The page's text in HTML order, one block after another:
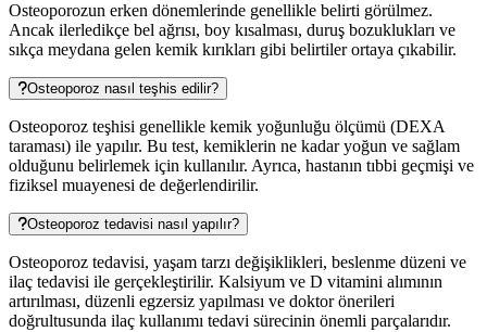
Osteoporozun erken dönemlerinde genellikle belirti görülmez.
Ancak ilerledikçe bel ağrısı, boy kısalması, duruş bozuklukları ve
sıkça meydana gelen kemik kırıkları gibi belirtiler ortaya çıkabilir.
Osteoporoz nasıl teşhis edilir?
Osteoporoz teşhisi genellikle kemik yoğunluğu ölçümü (DEXA
taraması) ile yapılır. Bu test, kemiklerin ne kadar yoğun ve sağlam
olduğunu belirlemek için kullanılır. Ayrıca, hastanın tıbbi geçmişi ve
fiziksel muayenesi de değerlendirilir.
Osteoporoz tedavisi nasıl yapılır?
Osteoporoz tedavisi, yaşam tarzı değişiklikleri, beslenme düzeni ve
ilaç tedavisi ile gerçekleştirilir. Kalsiyum ve D vitamini alımının
artırılması, düzenli egzersiz yapılması ve doktor önerileri
doğrultusunda ilaç kullanımı tedavi sürecinin önemli parçalarıdır.